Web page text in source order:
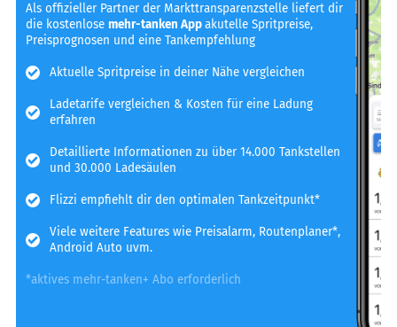
Als offizieller Partner der Markttransparenzstelle liefert dir
die kostenlosemehr-tanken Appakutelle Spritpreise,
Preisprognosen und eine Tankempfehlung
Aktuelle Spritpreise in deiner Nähe vergleichen
Ladetarife vergleichen & Kosten für eine Ladung
erfahren
Detaillierte Informationen zu über 14.000 Tankstellen
und 30.000 Ladesäulen
Flizzi empfiehlt dir den optimalen Tankzeitpunkt*
Viele weitere Features wie Preisalarm, Routenplaner*,
Android Auto uvm.
*aktives mehr-tanken+ Abo erforderlich